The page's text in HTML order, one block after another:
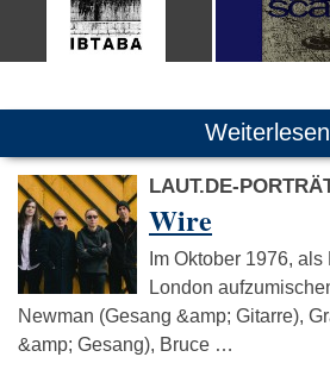
Weiterlesen
LAUT.DE-
Wire
Im Oktober 1976,
London
Newman (Gesang &amp; Gitarre),
&amp; Gesang), Bruce …